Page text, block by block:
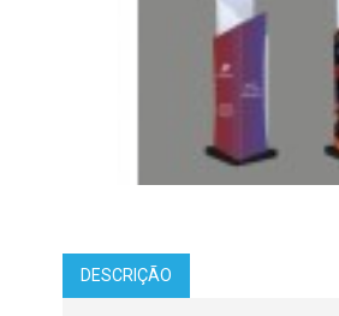
DESCRIÇÃO